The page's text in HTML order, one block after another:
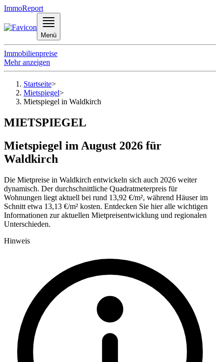
ImmoReport
Menü
Immobilienpreise
Mehr anzeigen
Startseite>
Mietspiegel>
Mietspiegel in Waldkirch
MIETSPIEGEL
Mietspiegel im August 2026 für
Waldkirch
Die Mietpreise in Waldkirch entwickeln sich auch 2026 weiter
dynamisch. Der durchschnittliche Quadratmeterpreis für
Wohnungen liegt aktuell bei rund 13,92 €/m², während Häuser im
Schnitt etwa 13,13 €/m² kosten. Entdecken Sie hier alle wichtigen
Informationen zur aktuellen Mietpreisentwicklung und regionalen
Unterschieden.
Hinweis